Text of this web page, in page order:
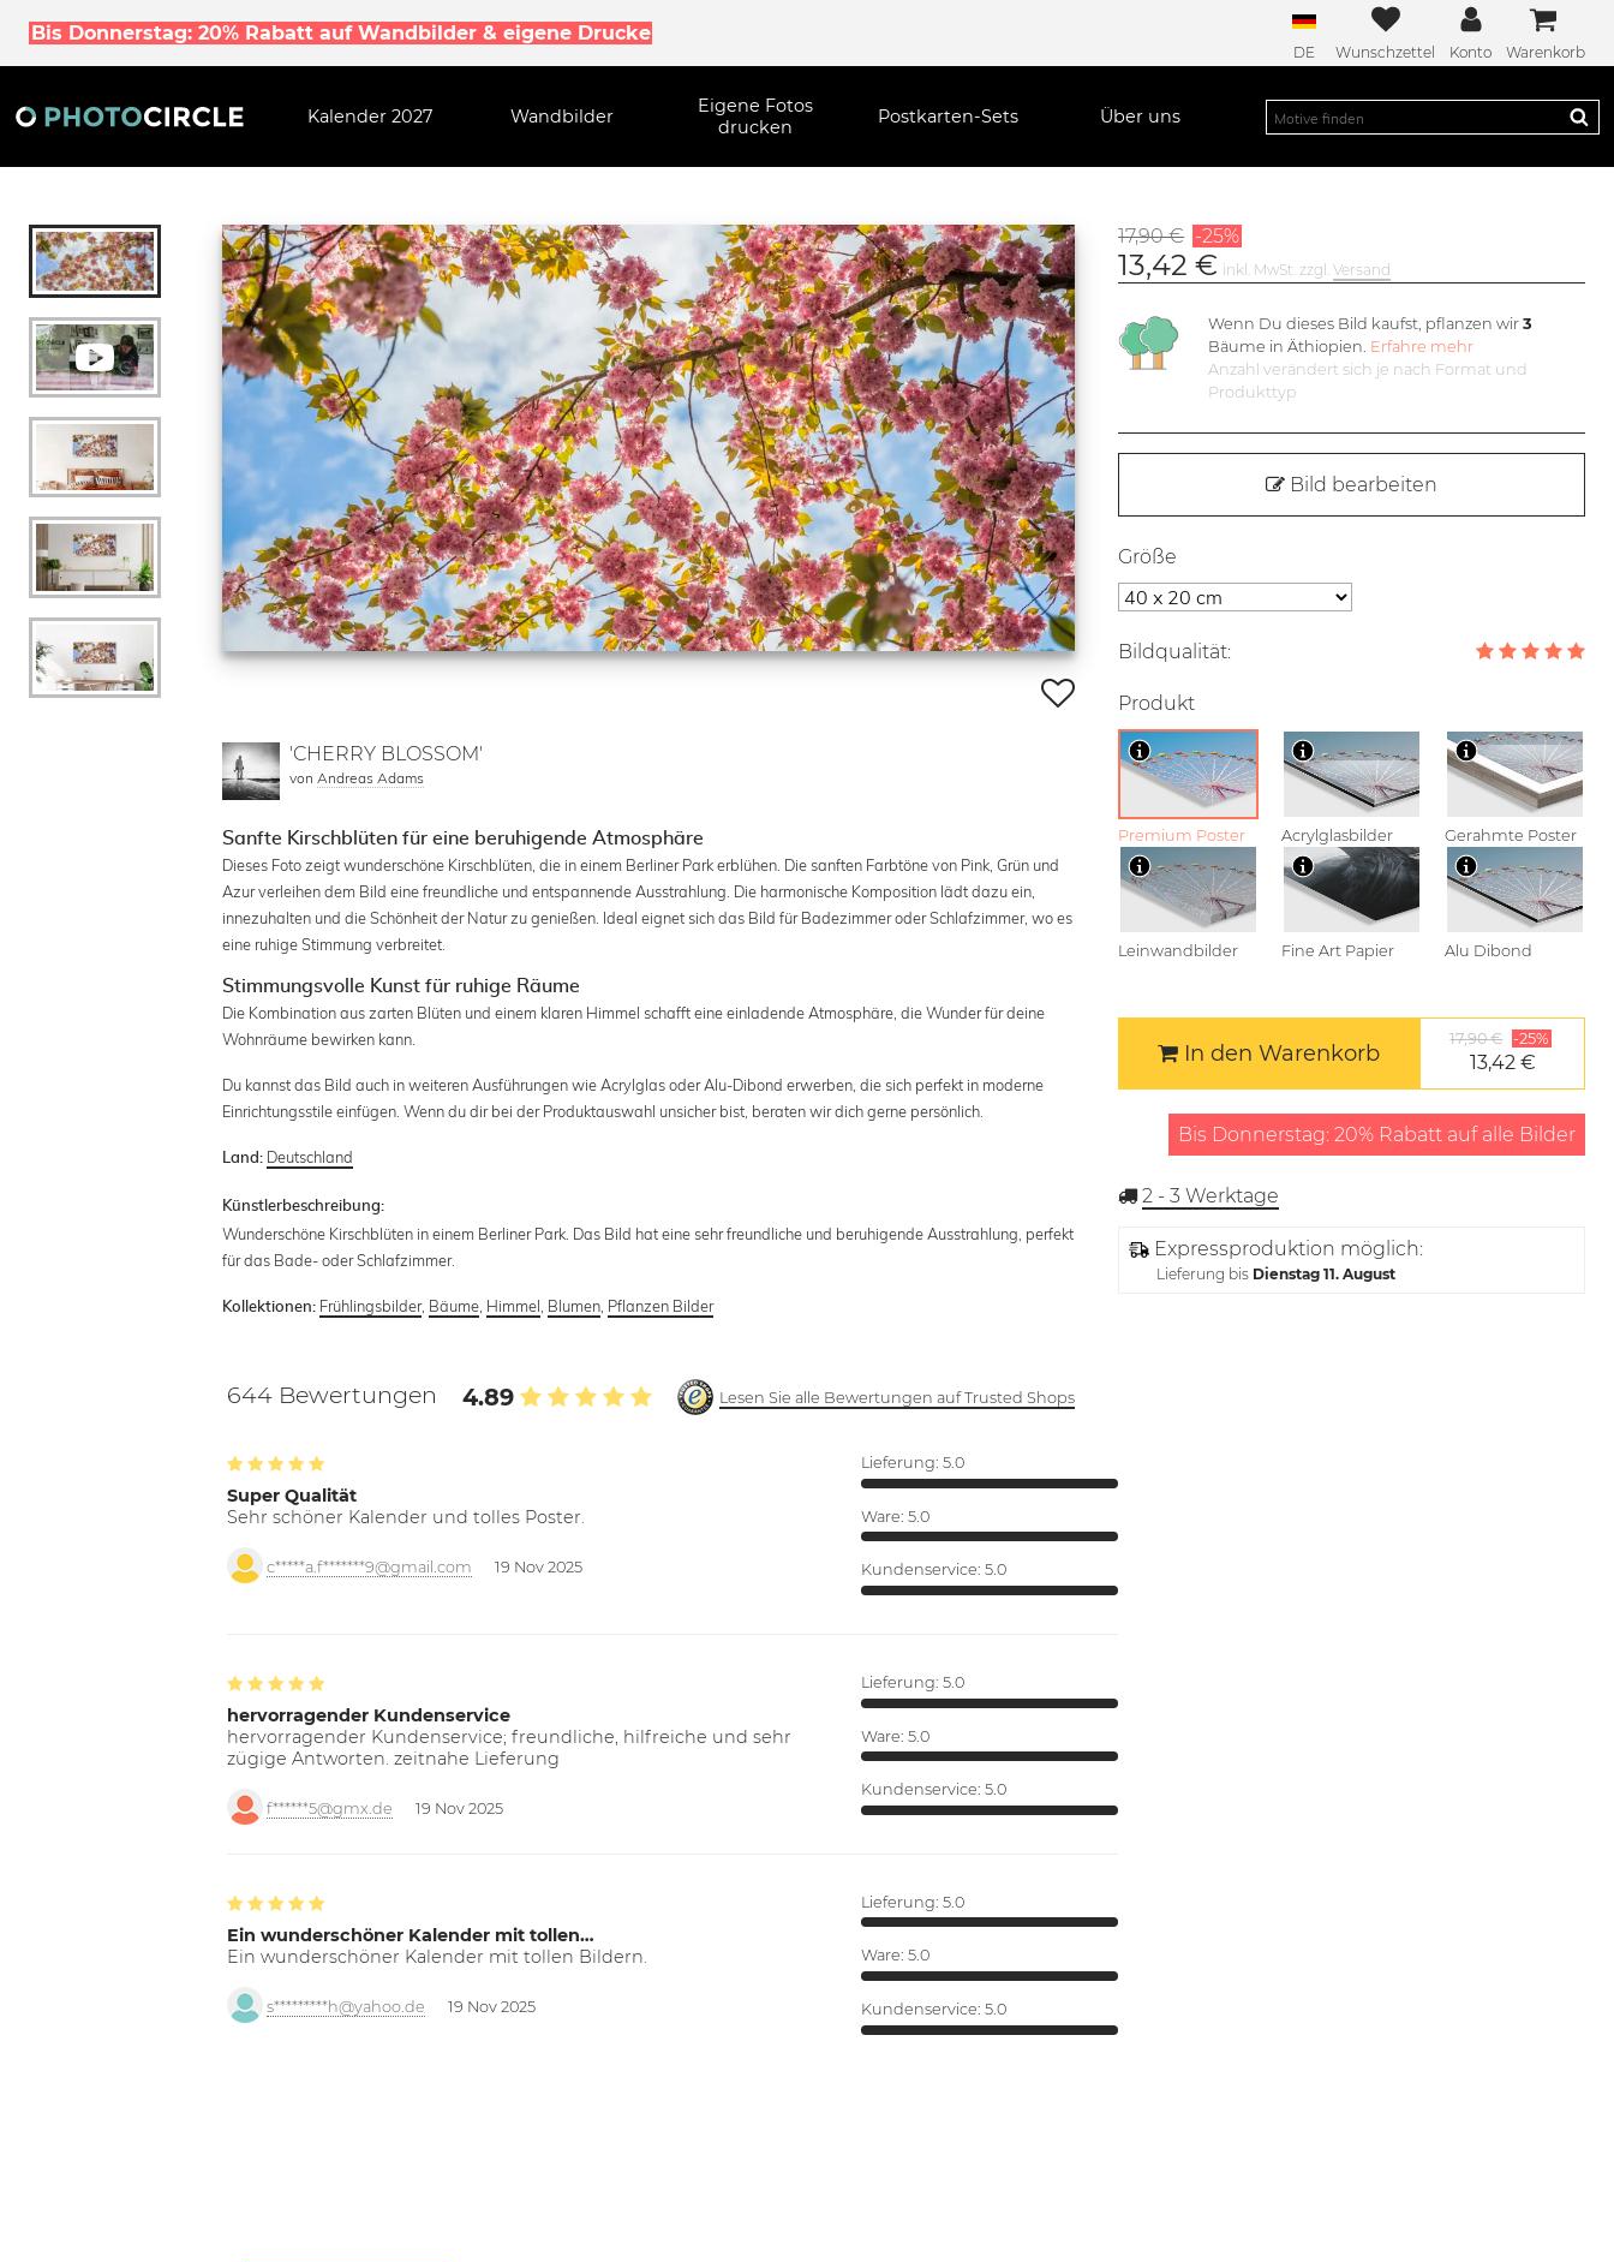
Bis Donnerstag: 20% Rabatt auf Wandbilder & eigene Drucke
DE Wunschzettel Konto Warenkorb
Kalender 2027 Wandbilder
Eigene Fotos
drucken
Postkarten-Sets Über uns
'CHERRY BLOSSOM'
von Andreas Adams
Sanfte Kirschblüten für eine beruhigende Atmosphäre
Dieses Foto zeigt wunderschöne Kirschblüten, die in einem Berliner Park erblühen. Die sanften Farbtöne von Pink, Grün und
Azur verleihen dem Bild eine freundliche und entspannende Ausstrahlung. Die harmonische Komposition lädt dazu ein,
innezuhalten und die Schönheit der Natur zu genießen. Ideal eignet sich das Bild für Badezimmer oder Schlafzimmer, wo es
eine ruhige Stimmung verbreitet.
Stimmungsvolle Kunst für ruhige Räume
Die Kombination aus zarten Blüten und einem klaren Himmel schafft eine einladende Atmosphäre, die Wunder für deine
Wohnräume bewirken kann.
Du kannst das Bild auch in weiteren Ausführungen wie Acrylglas oder Alu-Dibond erwerben, die sich perfekt in moderne
Einrichtungsstile einfügen. Wenn du dir bei der Produktauswahl unsicher bist, beraten wir dich gerne persönlich.
Land: Deutschland
Künstlerbeschreibung:
Wunderschöne Kirschblüten in einem Berliner Park. Das Bild hat eine sehr freundliche und beruhigende Ausstrahlung, perfekt
für das Bade- oder Schlafzimmer.
Kollektionen: Frühlingsbilder, Bäume, Himmel, Blumen, Pflanzen Bilder
644 Bewertungen 4.89 Lesen Sie alle Bewertungen auf Trusted Shops
Super Qualität
Sehr schöner Kalender und tolles Poster.
c*****a.f*******9@gmail.com 19 Nov 2025
Lieferung: 5.0
Ware: 5.0
Kundenservice: 5.0
hervorragender Kundenservice
hervorragender Kundenservice; freundliche, hilfreiche und sehr
zügige Antworten. zeitnahe Lieferung
f******5@gmx.de 19 Nov 2025
Lieferung: 5.0
Ware: 5.0
Kundenservice: 5.0
Ein wunderschöner Kalender mit tollen…
Ein wunderschöner Kalender mit tollen Bildern.
s*********h@yahoo.de 19 Nov 2025
Lieferung: 5.0
Ware: 5.0
Kundenservice: 5.0
17,90 € -25%
13,42 € inkl. MwSt. zzgl.Versand
Wenn Du dieses Bild kaufst, pflanzen wir3
Bäume in Äthiopien. Erfahre mehr
Anzahl verändert sich je nach Format und
Produkttyp
Bild bearbeiten
Größe
Bildqualität:
Produkt
Premium Poster Acrylglasbilder Gerahmte Poster
Leinwandbilder Fine Art Papier Alu Dibond
In den Warenkorb
17,90 € -25%
13,42 €
Bis Donnerstag: 20% Rabatt auf alle Bilder
2 - 3 Werktage
Expressproduktion möglich:
Lieferung bis Dienstag 11. August